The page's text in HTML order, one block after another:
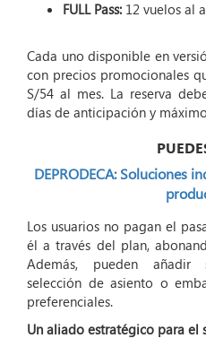
FULL Pass: 12 vuelos al
Cada uno disponible en
con precios promocionales
S/54 al mes. La reserva
días de anticipación y
DEPRODECA: Soluciones
Los usuarios no pagan el
él a través del plan,
Además, pueden añadir
selección de asiento o
preferenciales.
Un aliado estratégico para el